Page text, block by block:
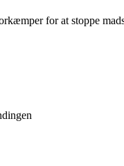
for at stoppe